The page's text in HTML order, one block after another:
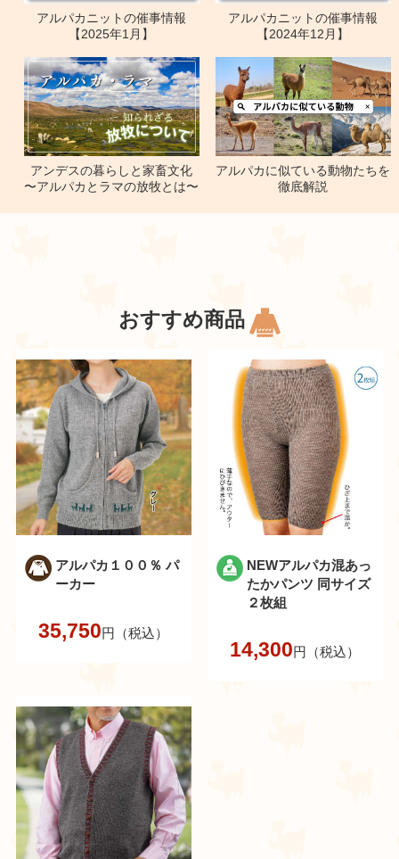
アルパカニットの催事情報
【2025年1月】
アルパカニットの催事情報
【2024年12月】
アンデスの暮らしと家畜文化
〜アルパカとラマの放牧とは〜
アルパカに似ている動物たちを
徹底解説
おすすめ商品
アルパカ１００％ パ
ーカー
35,750円（税込）
NEWアルパカ混あっ
たかパンツ 同サイズ
２枚組
14,300円（税込）